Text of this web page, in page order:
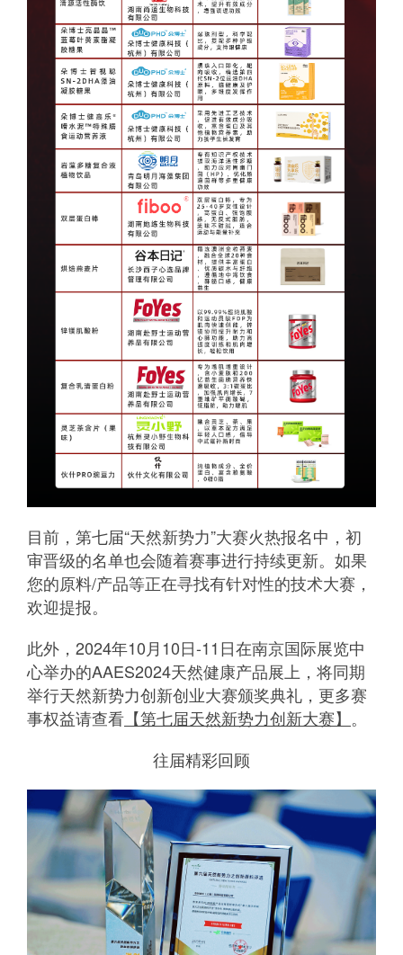
目前，第七届“天然新势力”大赛火热报名中，初
审晋级的名单也会随着赛事进行持续更新。如果
您的原料/产品等正在寻找有针对性的技术大赛，
欢迎提报。
此外，2024年10月10日-11日在南京国际展览中
心举办的AAES2024天然健康产品展上，将同期
举行天然新势力创新创业大赛颁奖典礼，更多赛
事权益请查看 【第七届天然新势力创新大赛】 。
往届精彩回顾